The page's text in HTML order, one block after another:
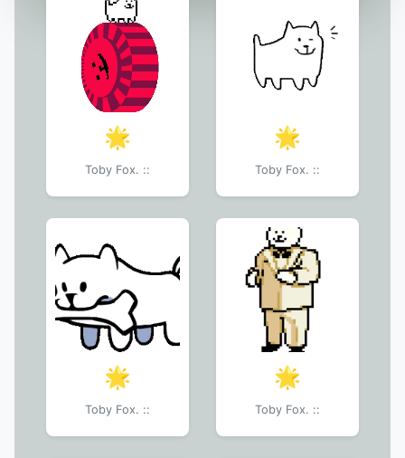
🌟
Toby Fox. ::
🌟
Toby Fox. ::
🌟
Toby Fox. ::
🌟
Toby Fox. ::